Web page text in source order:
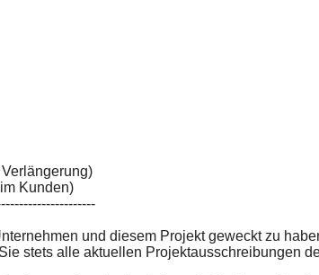
Kunden)
und diesem Projekt geweckt zu
stets alle aktuellen Projektausschreibungen